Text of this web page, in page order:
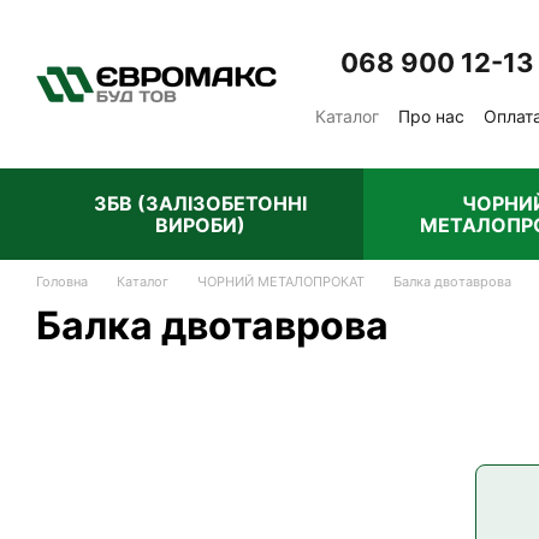
068 900 12-13
Каталог Про нас
ЗБВ (ЗАЛІЗОБЕТОННІ
ВИРОБИ)
Головна Каталог ЧОРНИЙ МЕТАЛОПРОКАТ Балка двотаврова
Балка двотаврова